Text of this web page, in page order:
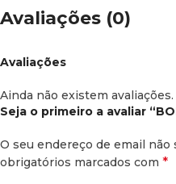
Avaliações (0)
Avaliações
Ainda não existem avaliações.
Seja o primeiro a avaliar
O seu endereço de email não
obrigatórios marcados com *